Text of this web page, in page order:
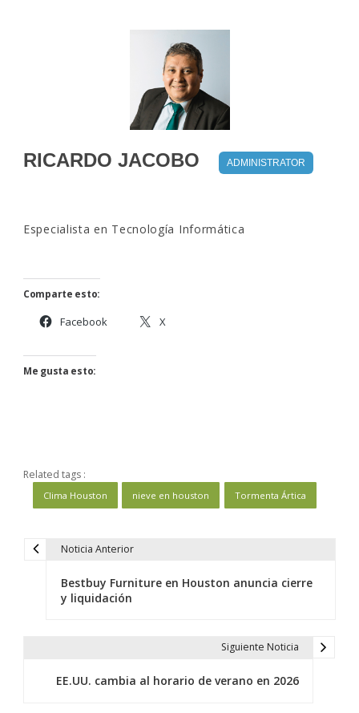
RICARDO JACOBO ADMINISTRATOR
Especialista en Tecnología Informática
Comparte esto:
Facebook X
Me gusta esto:
Related tags :
Clima Houston nieve en houston Tormenta Ártica
N Noticia Anterior
Bestbuy Furniture en Houston anuncia cierre
y liquidación
Siguiente Noticia
EE.UU. cambia al horario de verano en 2026